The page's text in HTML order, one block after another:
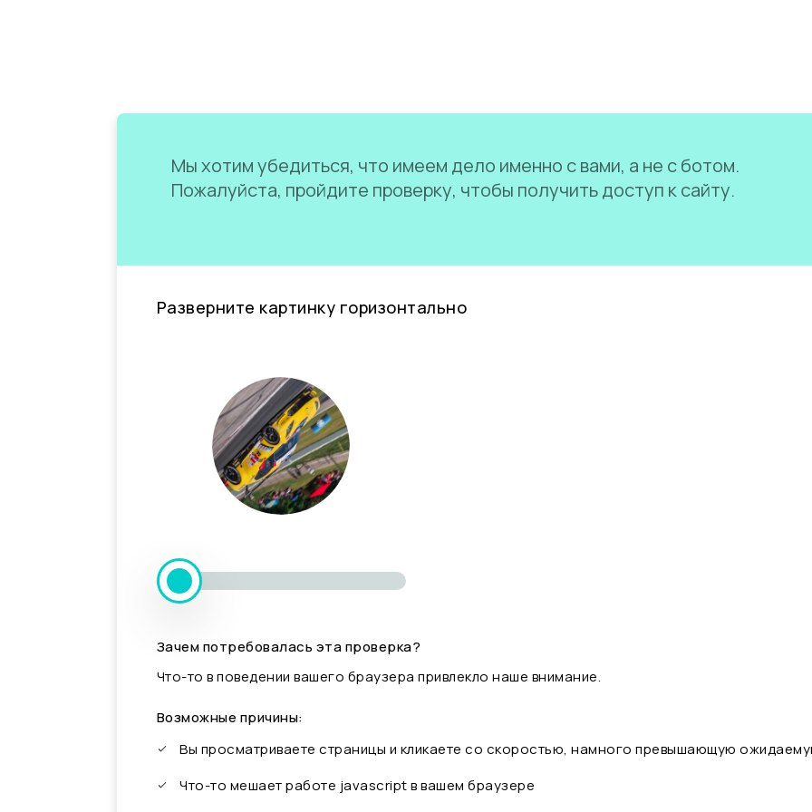
Мы хотим убедиться, что имеем дело именно с вами, а не с ботом.
Пожалуйста, пройдите проверку, чтобы получить доступ к сайту.
Разверните картинку горизонтально
Зачем потребовалась эта проверка?
Что-то в поведении вашего браузера привлекло наше внимание.
Возможные причины:
Вы просматриваете страницы и кликаете со скоростью, намного превышающую
Что-то мешает работе javascript в вашем браузере